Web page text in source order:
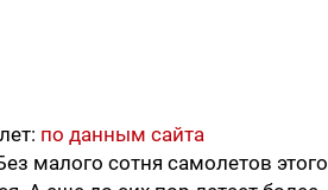
по данным сайта
малого сотня самолетов этого